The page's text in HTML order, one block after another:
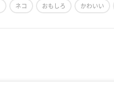
ネコ おもしろ かわいい